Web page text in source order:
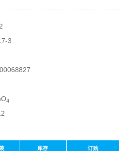
收藏产品
3
4
库存 订购